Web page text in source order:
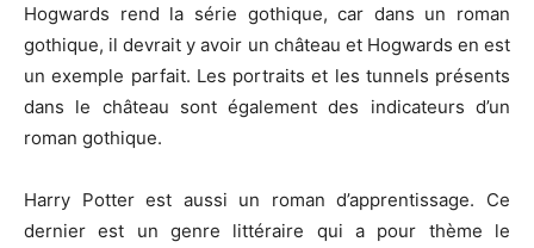
Hogwards rend la série gothique, car dans un roman
gothique, il devrait y avoir un château et Hogwards en est
un exemple parfait. Les portraits et les tunnels présents
dans le château sont également des indicateurs d’un
roman gothique.
Harry Potter est aussi un roman d’apprentissage. Ce
dernier est un genre littéraire qui a pour thème le